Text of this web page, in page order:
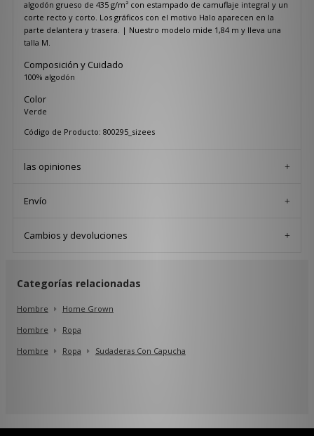
algodón grueso de 435 g/m² con estampado de camuflaje integral y un
corte recto y corto. Los gráficos con el motivo Halo aparecen en la
parte delantera y trasera. | Nuestro modelo mide 1,84 m y lleva una
talla M.
Composición y Cuidado
100% algodón
Color
Verde
Código de Producto: 800295_sizees
las opiniones
Envío
Cambios y devoluciones
Categorías relacionadas
Hombre
Home Grown
Hombre
Ropa
Hombre
Ropa Sudaderas Con Capucha